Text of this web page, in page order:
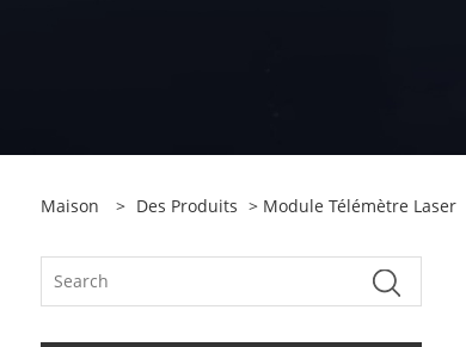
Maison > Des Produits > Module Télémètre Laser